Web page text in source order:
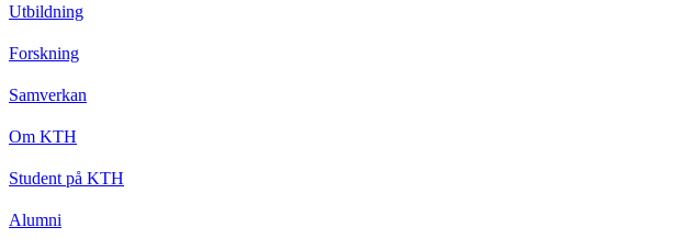
Utbildning
Forskning
Samverkan
Om KTH
Student på KTH
Alumni